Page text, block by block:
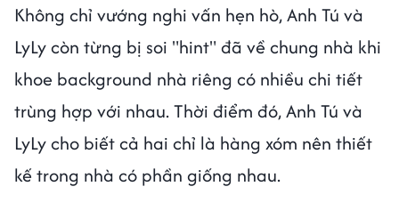
Không chỉ vướng nghi vấn hẹn hò, Anh Tú và
LyLy còn từng bị soi "hint" đã về chung nhà khi
khoe background nhà riêng có nhiều chi tiết
trùng hợp với nhau. Thời điểm đó, Anh Tú và
LyLy cho biết cả hai chỉ là hàng xóm nên thiết
kế trong nhà có phần giống nhau.